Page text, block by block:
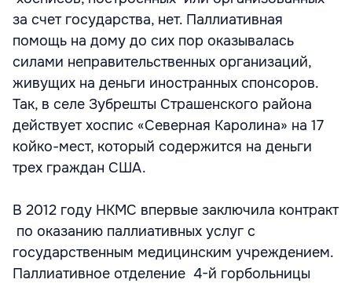
за счет государства, нет. Паллиативная
помощь на дому до сих пор оказывалась
силами неправительственных организаций,
живущих на деньги иностранных спонсоров.
Так, в селе Зубрешты Страшенского района
действует хоспис «Северная Каролина» на 17
койко-мест, который содержится на деньги
трех граждан США.
В 2012 году НКМС впервые заключила контракт
по оказанию паллиативных услуг с
государственным медицинским учреждением.
Паллиативное отделение 4-й горбольницы